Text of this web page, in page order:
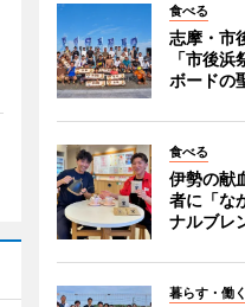
食べる
志摩・市
「市後
ボードの
食べる
伊勢の献
者に「な
ナルブレ
暮らす・働く